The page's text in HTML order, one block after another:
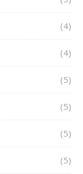
(4)
(4)
(5)
(5)
(5)
(5)